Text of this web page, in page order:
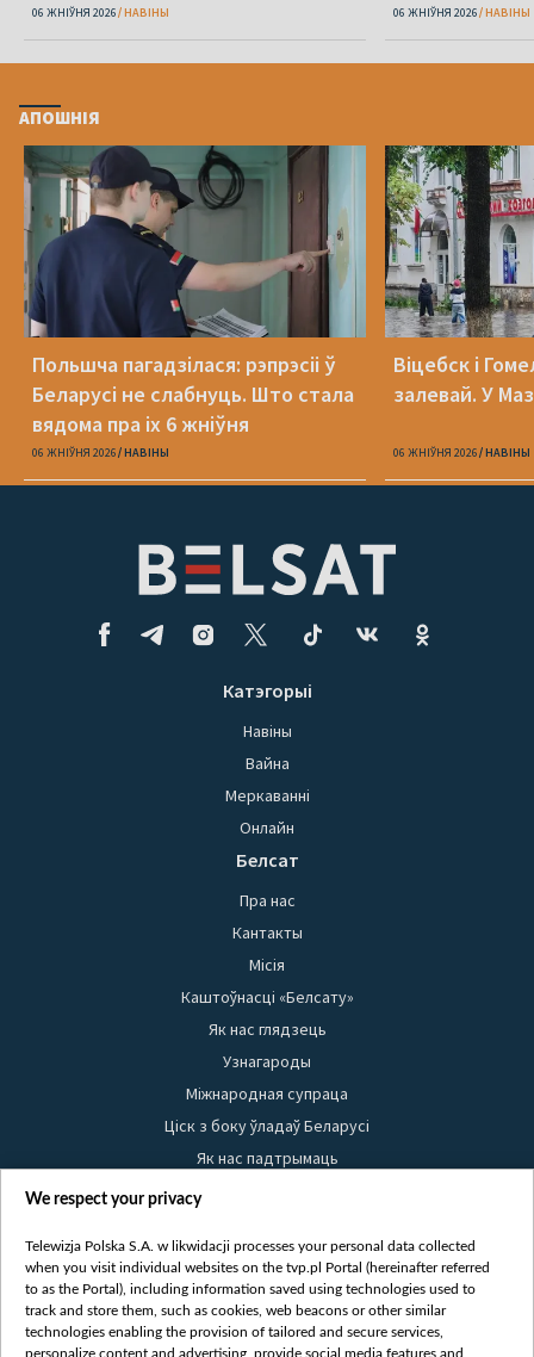
06 ЖНІЎНЯ 2026 НАВІНЫ 06 ЖНІЎНЯ 2026 НАВІНЫ
АПОШНІЯ
Польшча пагадзілася: рэпрэсіі ў
Беларусі не слабнуць. Што стала
вядома пра іх 6 жніўня
06 ЖНІЎНЯ 2026 НАВІНЫ
Віцебск і
залевай. У
06 ЖНІЎНЯ 2026 НАВІНЫ
Катэгорыі
Навіны
Вайна
Меркаванні
Онлайн
Белсат
Пра нас
Кантакты
Місія
Каштоўнасці «Белсату»
Як нас глядзець
Узнагароды
Міжнародная супраца
Ціск з боку ўладаў Беларусі
Як нас падтрымаць
Правілы выкарыстання матэрыялаў
Бяспека
Youtube
Белсат news
We respect your privacy
Telewizja Polska S.A. w likwidacji processes your personal data collected
when you visit individual websites on the tvp.pl Portal (hereinafter referred
to as the Portal), including information saved using technologies used to
track and store them, such as cookies, web beacons or other similar
technologies enabling the provision of tailored and secure services,
personalize content and advertising, provide social media features and